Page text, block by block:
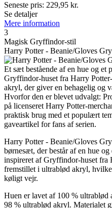
Seneste pris: 229,95 kr.
Se detaljer
Mere information
3
Magisk Gryffindor-stil
Harry Potter - Beanie/Gloves
Et sæt bestående af en hue og et
Gryffindor-huset fra Harry
akryl, der giver en behagelig og
Hvorfor den er blevet udvalgt:
på licenseret Harry Potter-
praktisk brug med et populært
gaveartikel for fans af serien.
Harry Potter - Beanie/Gloves
børnesæt, der består af en hue
inspireret af Gryffindor-huset fra
fremstillet i ultrablød akryl,
køligt vejr.
Huen er lavet af 100 % ultrablød
98 % ultrablød akryl. Materialet